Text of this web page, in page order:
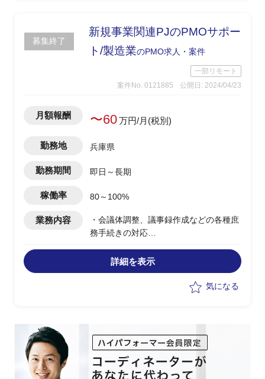
募集終了
新規事業関連PJのPMOサポー
ト/製造業のPMO求人・案件
一部リモート
案件No. 0121885
公開日: 2024/04/23
月額報酬 〜60万円/月(税別)
勤務地 兵庫県
勤務期間 即日～長期
稼働率 80～100%
業務内容
・会議体調整、議事録作成などの各種庶
務手続きの対応
ーマの論点を整理し、必要な情報収集や
検討資料作成
・クライアントおよび国際弁護士、知財
・その他技術部門等との調整を実施
詳細を表示
気になる